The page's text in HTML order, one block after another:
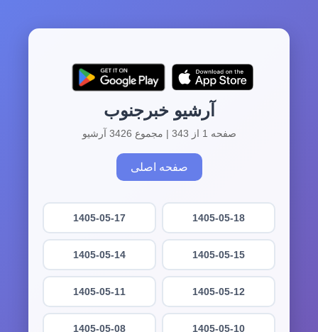
آرشیو خبرجنوب
صفحه 1 از 343 | مجموع 3426 آرشیو
صفحه اصلی
1405-05-18
1405-05-17
1405-05-15
1405-05-14
1405-05-12
1405-05-11
1405-05-10
1405-05-08